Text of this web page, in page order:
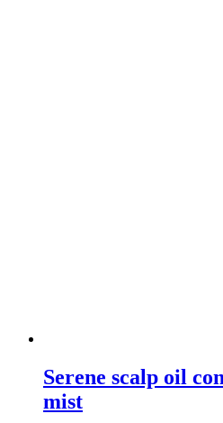
Serene scalp oil
mist